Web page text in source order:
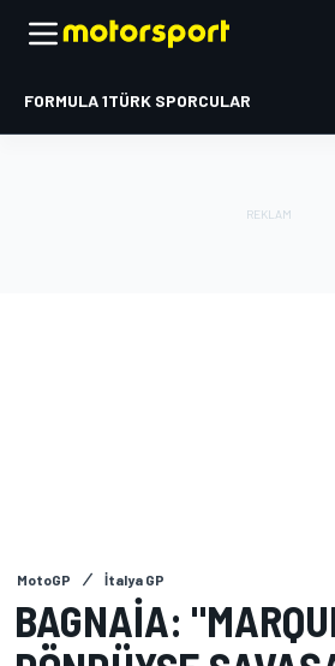
FORMULA 1TÜRK SPORCULAR
MotoGP İtalya GP
BAGNAIA: